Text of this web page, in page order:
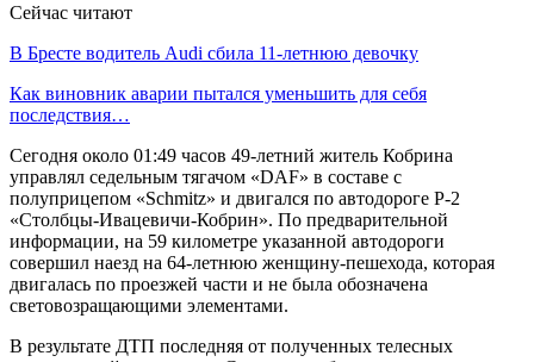
Сейчас читают
В Бресте водитель Audi сбила 11-летнюю девочку
Как виновник аварии пытался уменьшить для себя
последствия…
Сегодня около 01:49 часов 49-летний житель Кобрина
управлял седельным тягачом «DAF» в составе с
полуприцепом «Schmitz» и двигался по автодороге Р-2
«Столбцы-Ивацевичи-Кобрин». По предварительной
информации, на 59 километре указанной автодороги
совершил наезд на 64-летнюю женщину-пешехода, которая
двигалась по проезжей части и не была обозначена
световозращающими элементами.
В результате ДТП последняя от полученных телесных